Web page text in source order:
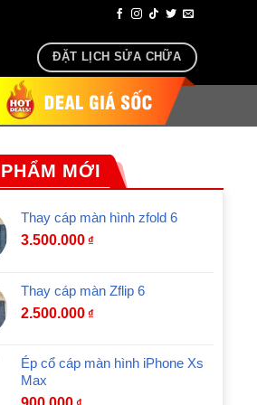
sau 30 phút
ĐẶT LỊCH SỬA CHỮA
MỚI
Thay cáp màn hình zfold 6
3.500.000 ₫
Thay cáp màn Zflip 6
2.500.000 ₫
Ép cổ cáp màn hình iPhone Xs
Max